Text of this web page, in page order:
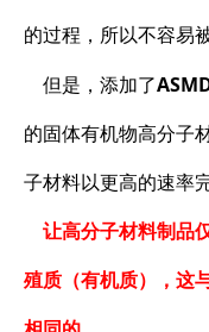
的过程，所以不容易
但是，添加了
的固体有机物高分子
子材料以更高的速率
让高分子材料制品
殖质（有机质），这